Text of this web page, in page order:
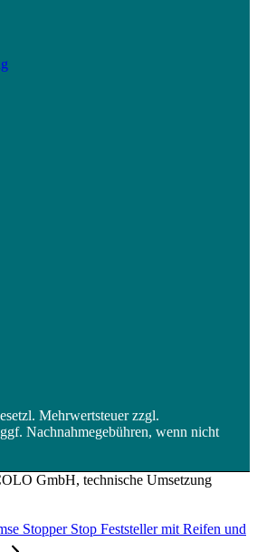
Mehrwertsteuer zzgl.
Nachnahmegebühren, wenn nicht
GmbH, technische Umsetzung
Stopper Stop Feststeller mit Reifen und